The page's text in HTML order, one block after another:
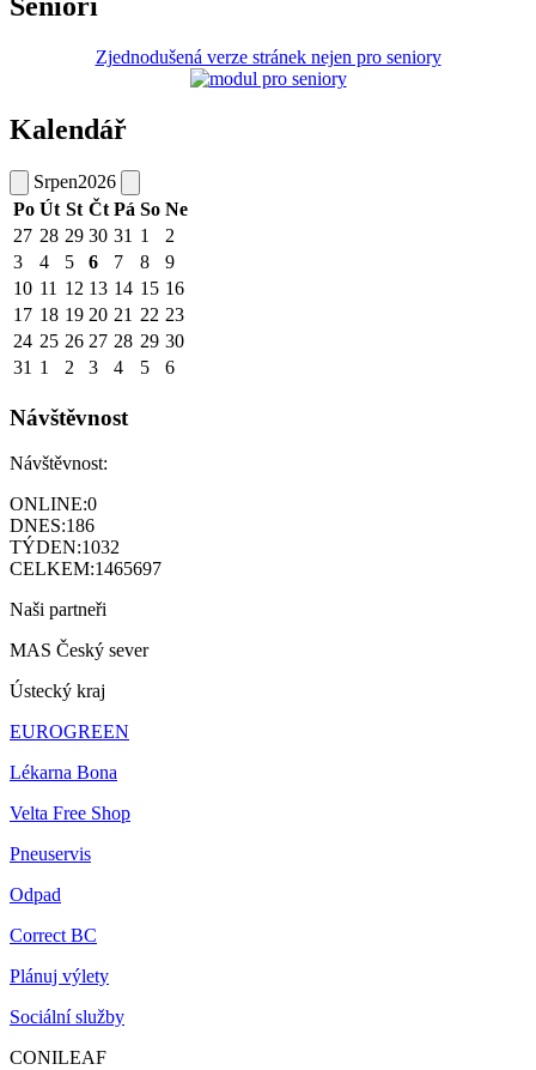
Senioři
Zjednodušená verze stránek nejen pro seniory
Kalendář
Srpen2026
Po Út St Čt Pá So Ne
27 28 29 30 31 1
2
3
4 5 6 7 8
9
10 11 12 13 14 15 16
17 18 19 20 21 22 23
24 25 26 27 28 29 30
31 1 2 3 4 5 6
Návštěvnost
Návštěvnost:
ONLINE:0
DNES:186
TÝDEN:1032
CELKEM:1465697
Naši partneři
MAS Český sever
Ústecký kraj
EUROGREEN
Lékarna Bona
Velta Free Shop
Pneuservis
Odpad
Correct BC
Plánuj výlety
Sociální služby
CONILEAF